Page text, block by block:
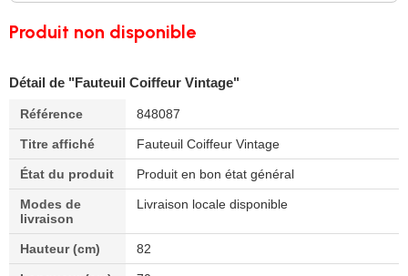
Produit non disponible
Détail de "Fauteuil Coiffeur Vintage"
Référence 848087
Titre affiché Fauteuil Coiffeur Vintage
État du produit Produit en bon état général
Modes de
livraison
Livraison locale disponible
Hauteur (cm) 82